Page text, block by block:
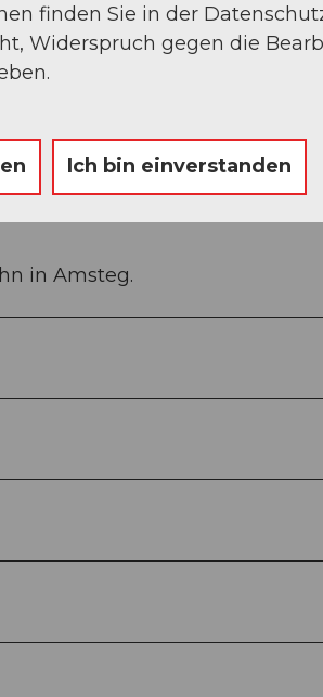
in Amsteg.
finden Sie in der
Widerspruch gegen die
Ich bin einverstanden